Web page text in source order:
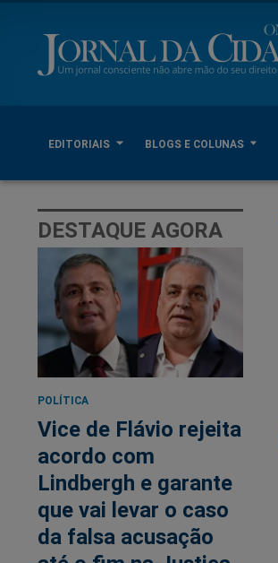
EDITORIAIS BLOGS E COLUNAS
DESTAQUE AGORA
POLÍTICA
Vice de Flávio rejeita
acordo com
Lindbergh e garante
que vai levar o caso
da falsa acusação